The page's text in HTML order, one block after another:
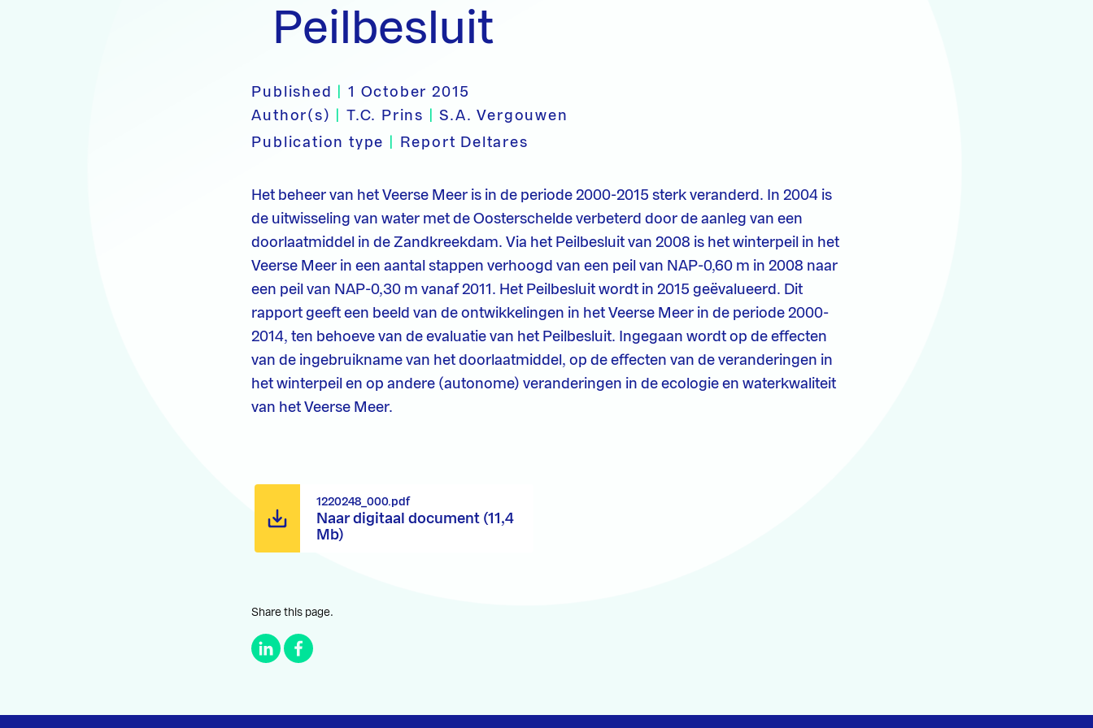
Peilbesluit
Published
1 October 2015
Author(s)
T.C. Prins |S.A. Vergouwen
Publication type
Report Deltares
Het beheer van het Veerse Meer is in de periode 2000-2015 sterk veranderd. In 2004 is
de uitwisseling van water met de Oosterschelde verbeterd door de aanleg van een
doorlaatmiddel in de Zandkreekdam. Via het Peilbesluit van 2008 is het winterpeil in het
Veerse Meer in een aantal stappen verhoogd van een peil van NAP-0,60 m in 2008 naar
een peil van NAP-0,30 m vanaf 2011. Het Peilbesluit wordt in 2015 geëvalueerd. Dit
rapport geeft een beeld van de ontwikkelingen in het Veerse Meer in de periode 2000-
2014, ten behoeve van de evaluatie van het Peilbesluit. Ingegaan wordt op de effecten
van de ingebruikname van het doorlaatmiddel, op de effecten van de veranderingen in
het winterpeil en op andere (autonome) veranderingen in de ecologie en waterkwaliteit
van het Veerse Meer.
Naar digitaal document (11,4
Mb)
1220248_000.pdf
Share this page.